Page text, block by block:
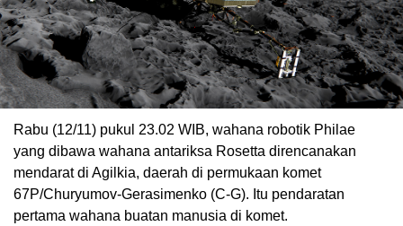
Rabu (12/11) pukul 23.02 WIB, wahana robotik Philae
yang dibawa wahana antariksa Rosetta direncanakan
mendarat di Agilkia, daerah di permukaan komet
67P/Churyumov-Gerasimenko (C-G). Itu pendaratan
pertama wahana buatan manusia di komet.